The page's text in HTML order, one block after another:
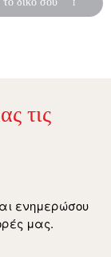
τις
ενημερώσου
μας.